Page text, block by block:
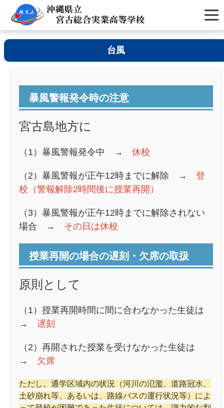
台風
暴風警報発令時の注意
宮古島地方に
（1）暴風警報発令中 → 休校
（2）暴風警報が正午12時までに解除 → 登
校（警報解除2時間後に授業再開）
（3）暴風警報が正午12時までに解除されない
場合 → その日は休校
授業再開の場合の遅刻・欠席の取扱
原則として
（1）授業再開時間に間に合わなかった生徒は
→ 遅刻
（2）再開された授業を受けなかった生徒は
→ 欠席
ただし。通学区域内の状況（河川の氾濫、道路冠水、
土砂崩れ等、あるいは、路線バスの運行状況等）によ